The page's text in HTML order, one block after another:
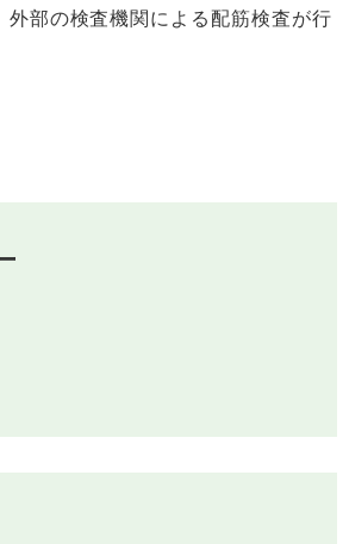
外部の検査機関による配筋検査が行